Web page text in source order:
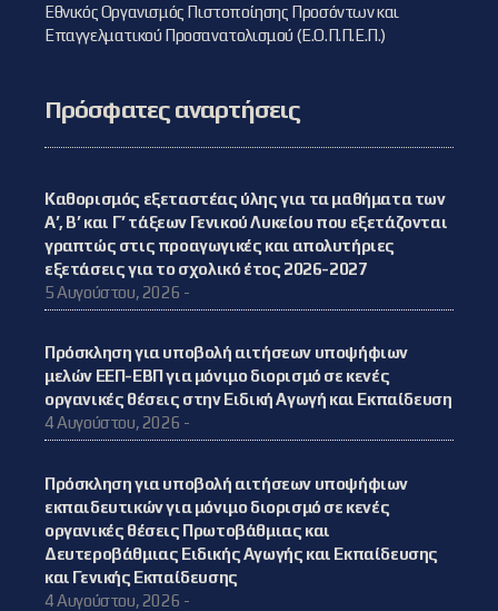
Εθνικός Οργανισμός Πιστοποίησης Προσόντων και
Επαγγελματικού Προσανατολισμού (Ε.Ο.Π.Π.Ε.Π.)
Πρόσφατες αναρτήσεις
Καθορισμός εξεταστέας ύλης για τα μαθήματα των
Α’, Β’ και Γ’ τάξεων Γενικού Λυκείου που εξετάζονται
γραπτώς στις προαγωγικές και απολυτήριες
εξετάσεις για το σχολικό έτος 2026-2027
5 Αυγούστου, 2026 -
Πρόσκληση για υποβολή αιτήσεων υποψήφιων
μελών ΕΕΠ-ΕΒΠ για μόνιμο διορισμό σε κενές
οργανικές θέσεις στην Ειδική Αγωγή και Εκπαίδευση
4 Αυγούστου, 2026 -
Πρόσκληση για υποβολή αιτήσεων υποψήφιων
εκπαιδευτικών για μόνιμο διορισμό σε κενές
οργανικές θέσεις Πρωτοβάθμιας και
Δευτεροβάθμιας Ειδικής Αγωγής και Εκπαίδευσης
και Γενικής Εκπαίδευσης
4 Αυγούστου, 2026 -